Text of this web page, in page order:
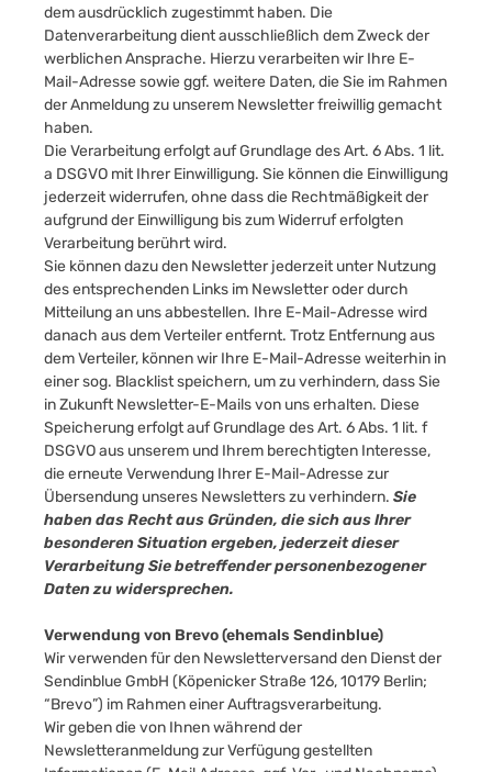
dem ausdrücklich zugestimmt haben. Die
Datenverarbeitung dient ausschließlich dem Zweck der
werblichen Ansprache. Hierzu verarbeiten wir Ihre E-
Mail-Adresse sowie ggf. weitere Daten, die Sie im Rahmen
der Anmeldung zu unserem Newsletter freiwillig gemacht
haben.
Die Verarbeitung erfolgt auf Grundlage des Art. 6 Abs. 1 lit.
a DSGVO mit Ihrer Einwilligung. Sie können die Einwilligung
jederzeit widerrufen, ohne dass die Rechtmäßigkeit der
aufgrund der Einwilligung bis zum Widerruf erfolgten
Verarbeitung berührt wird.
Sie können dazu den Newsletter jederzeit unter Nutzung
des entsprechenden Links im Newsletter oder durch
Mitteilung an uns abbestellen. Ihre E-Mail-Adresse wird
danach aus dem Verteiler entfernt. Trotz Entfernung aus
dem Verteiler, können wir Ihre E-Mail-Adresse weiterhin in
einer sog. Blacklist speichern, um zu verhindern, dass Sie
in Zukunft Newsletter-E-Mails von uns erhalten. Diese
Speicherung erfolgt auf Grundlage des Art. 6 Abs. 1 lit. f
DSGVO aus unserem und Ihrem berechtigten Interesse,
die erneute Verwendung Ihrer E-Mail-Adresse zur
Übersendung unseres Newsletters zu verhindern. Sie
haben das Recht aus Gründen, die sich aus Ihrer
besonderen Situation ergeben, jederzeit dieser
Verarbeitung Sie betreffender personenbezogener
Daten zu widersprechen.
Verwendung von Brevo (ehemals Sendinblue)
Wir verwenden für den Newsletterversand den Dienst der
Sendinblue GmbH (Köpenicker Straße 126, 10179 Berlin;
“Brevo”) im Rahmen einer Auftragsverarbeitung.
Wir geben die von Ihnen während der
Newsletteranmeldung zur Verfügung gestellten